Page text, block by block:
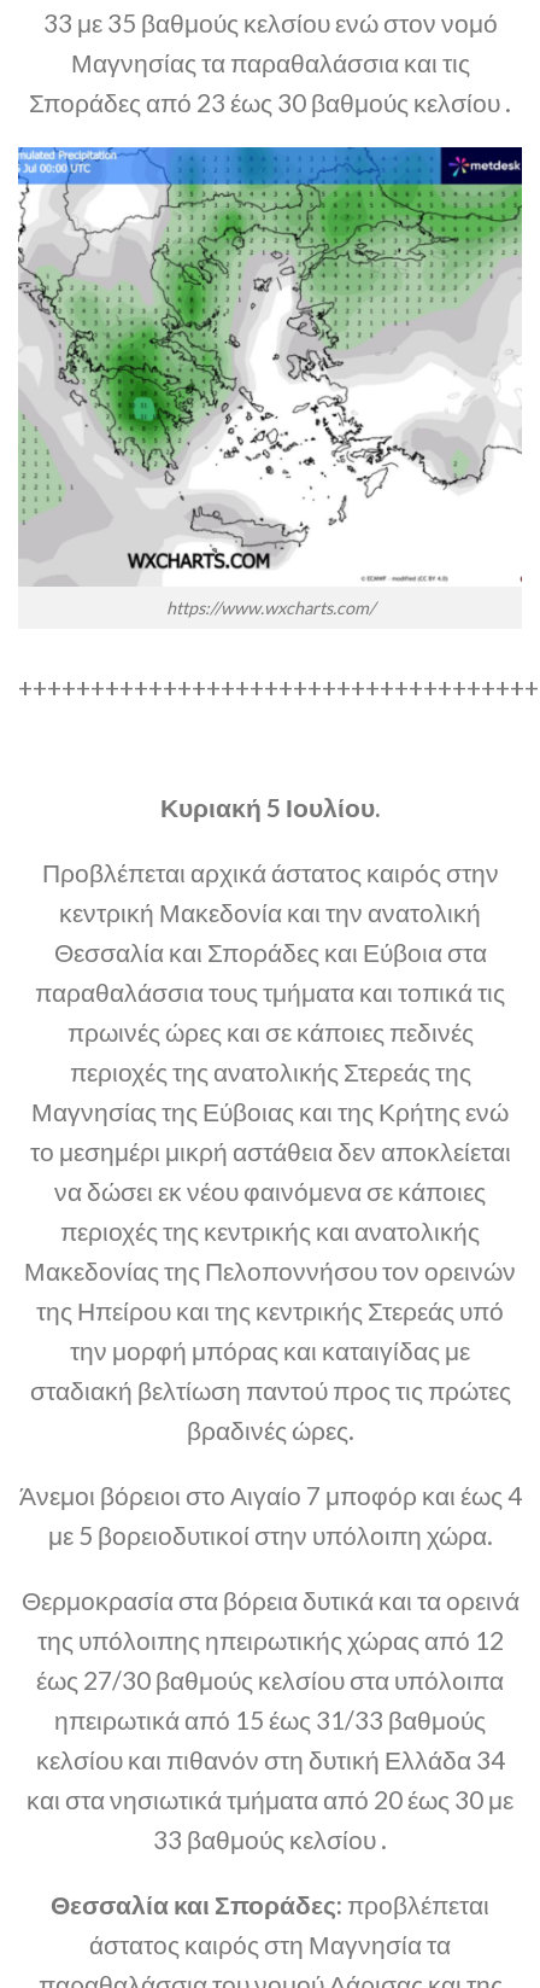
33 με 35 βαθμούς κελσίου ενώ στον νομό
Μαγνησίας τα παραθαλάσσια και τις
Σποράδες από 23 έως 30 βαθμούς κελσίου .
https://www.wxcharts.com/
Κυριακή 5 Ιουλίου.
Προβλέπεται αρχικά άστατος καιρός στην
κεντρική Μακεδονία και την ανατολική
Θεσσαλία και Σποράδες και Εύβοια στα
παραθαλάσσια τους τμήματα και τοπικά τις
πρωινές ώρες και σε κάποιες πεδινές
περιοχές της ανατολικής Στερεάς της
Μαγνησίας της Εύβοιας και της Κρήτης ενώ
το μεσημέρι μικρή αστάθεια δεν αποκλείεται
να δώσει εκ νέου φαινόμενα σε κάποιες
περιοχές της κεντρικής και ανατολικής
Μακεδονίας της Πελοποννήσου τον ορεινών
της Ηπείρου και της κεντρικής Στερεάς υπό
την μορφή μπόρας και καταιγίδας με
σταδιακή βελτίωση παντού προς τις πρώτες
βραδινές ώρες.
Άνεμοι βόρειοι στο Αιγαίο 7 μποφόρ και έως 4
με 5 βορειοδυτικοί στην υπόλοιπη χώρα.
Θερμοκρασία στα βόρεια δυτικά και τα ορεινά
της υπόλοιπης ηπειρωτικής χώρας από 12
έως 27/30 βαθμούς κελσίου στα υπόλοιπα
ηπειρωτικά από 15 έως 31/33 βαθμούς
κελσίου και πιθανόν στη δυτική Ελλάδα 34
και στα νησιωτικά τμήματα από 20 έως 30 με
33 βαθμούς κελσίου .
Θεσσαλία και Σποράδες: προβλέπεται
άστατος καιρός στη Μαγνησία τα